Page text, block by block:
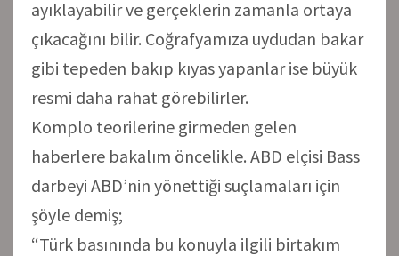
ayıklayabilir ve gerçeklerin zamanla ortaya
çıkacağını bilir. Coğrafyamıza uydudan bakar
gibi tepeden bakıp kıyas yapanlar ise büyük
resmi daha rahat görebilirler.
Komplo teorilerine girmeden gelen
haberlere bakalım öncelikle. ABD elçisi Bass
darbeyi ABD’nin yönettiği suçlamaları için
şöyle demiş;
“Türk basınında bu konuyla ilgili birtakım